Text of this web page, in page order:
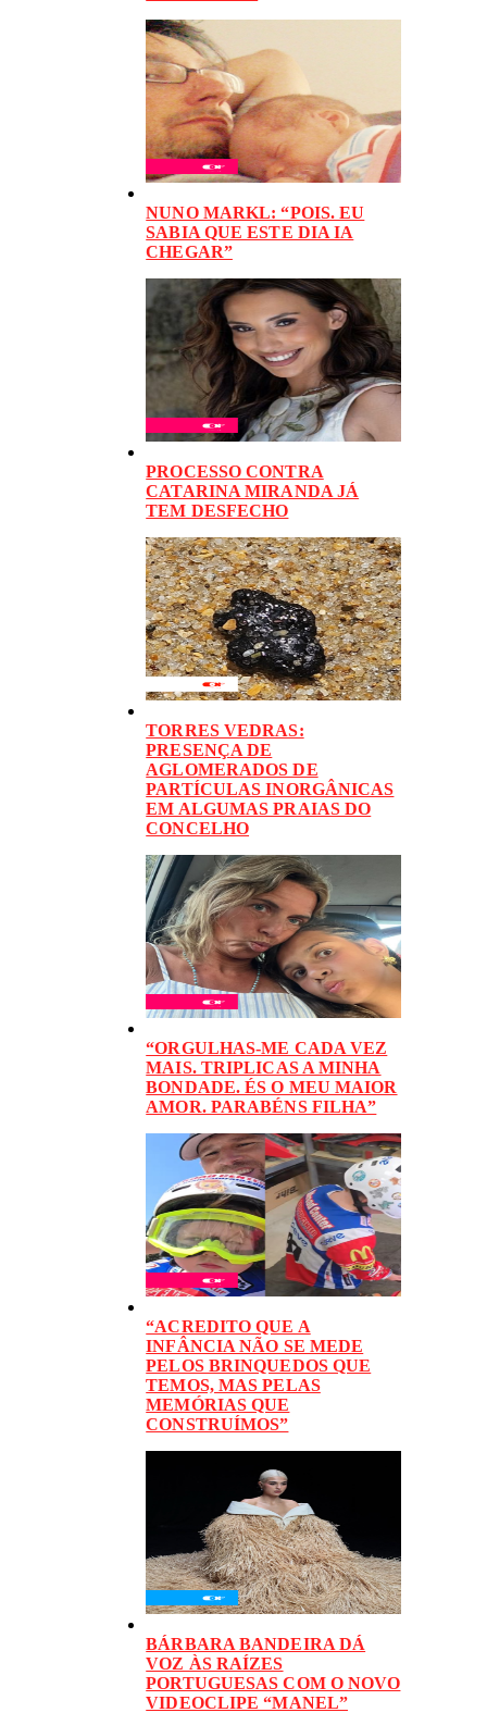
NUNO MARKL: “POIS. EU
SABIA QUE ESTE DIA IA
CHEGAR”
PROCESSO CONTRA
CATARINA MIRANDA JÁ
TEM DESFECHO
TORRES VEDRAS:
PRESENÇA DE
AGLOMERADOS DE
PARTÍCULAS INORGÂNICAS
EM ALGUMAS PRAIAS DO
CONCELHO
“ORGULHAS-ME CADA VEZ
MAIS. TRIPLICAS A MINHA
BONDADE. ÉS O MEU MAIOR
AMOR. PARABÉNS FILHA”
“ACREDITO QUE A
INFÂNCIA NÃO SE MEDE
PELOS BRINQUEDOS QUE
TEMOS, MAS PELAS
MEMÓRIAS QUE
CONSTRUÍMOS”
BÁRBARA BANDEIRA DÁ
VOZ ÀS RAÍZES
PORTUGUESAS COM O NOVO
VIDEOCLIPE “MANEL”